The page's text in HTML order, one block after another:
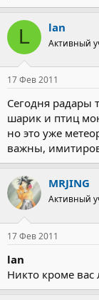
L lan
Активный
17 Фев 2011
Сегодня радары
шарик и птиц
но это уже
важны,
MRJING
Активный
17 Фев 2011
lan
Никто кроме